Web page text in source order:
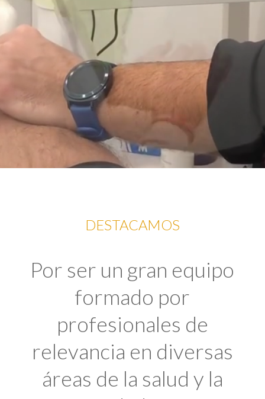
DESTACAMOS
Por ser un gran equipo
formado por
profesionales de
relevancia en diversas
áreas de la salud y la